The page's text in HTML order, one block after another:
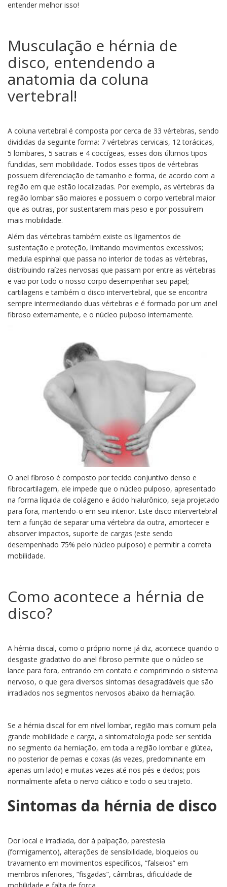
entender melhor isso!
Musculação e hérnia de
disco, entendendo a
anatomia da coluna
vertebral!
A coluna vertebral é composta por cerca de 33 vértebras, sendo
divididas da seguinte forma: 7 vértebras cervicais, 12 torácicas,
5 lombares, 5 sacrais e 4 coccígeas, esses dois últimos tipos
fundidas, sem mobilidade. Todos esses tipos de vértebras
possuem diferenciação de tamanho e forma, de acordo com a
região em que estão localizadas. Por exemplo, as vértebras da
região lombar são maiores e possuem o corpo vertebral maior
que as outras, por sustentarem mais peso e por possuírem
mais mobilidade.
Além das vértebras também existe os ligamentos de
sustentação e proteção, limitando movimentos excessivos;
medula espinhal que passa no interior de todas as vértebras,
distribuindo raízes nervosas que passam por entre as vértebras
e vão por todo o nosso corpo desempenhar seu papel;
cartilagens e também o disco intervertebral, que se encontra
sempre intermediando duas vértebras e é formado por um anel
fibroso externamente, e o núcleo pulposo internamente.
O anel fibroso é composto por tecido conjuntivo denso e
fibrocartilagem, ele impede que o núcleo pulposo, apresentado
na forma líquida de colágeno e ácido hialurônico, seja projetado
para fora, mantendo-o em seu interior. Este disco intervertebral
tem a função de separar uma vértebra da outra, amortecer e
absorver impactos, suporte de cargas (este sendo
desempenhado 75% pelo núcleo pulposo) e permitir a correta
mobilidade.
Como acontece a hérnia de
disco?
A hérnia discal, como o próprio nome já diz, acontece quando o
desgaste gradativo do anel fibroso permite que o núcleo se
lance para fora, entrando em contato e comprimindo o sistema
nervoso, o que gera diversos sintomas desagradáveis que são
irradiados nos segmentos nervosos abaixo da herniação.
Se a hérnia discal for em nível lombar, região mais comum pela
grande mobilidade e carga, a sintomatologia pode ser sentida
no segmento da herniação, em toda a região lombar e glútea,
no posterior de pernas e coxas (ás vezes, predominante em
apenas um lado) e muitas vezes até nos pés e dedos; pois
normalmente afeta o nervo ciático e todo o seu trajeto.
Sintomas da hérnia de disco
Dor local e irradiada, dor à palpação, parestesia
(formigamento), alterações de sensibilidade, bloqueios ou
travamento em movimentos específicos, “falseios” em
membros inferiores, “fisgadas”, câimbras, dificuldade de
mobilidade e falta de força.